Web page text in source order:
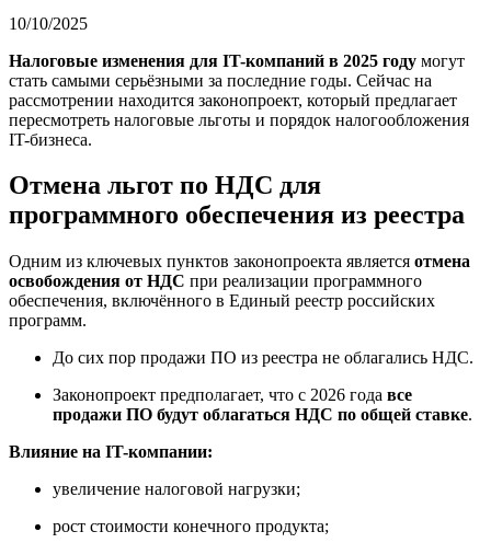
10/10/2025
Налоговые изменения для IT-компаний в 2025 году могут
стать самыми серьёзными за последние годы. Сейчас на
рассмотрении находится законопроект, который предлагает
пересмотреть налоговые льготы и порядок налогообложения
IT-бизнеса.
Отмена льгот по НДС для
программного обеспечения из реестра
Одним из ключевых пунктов законопроекта является отмена
освобождения от НДС при реализации программного
обеспечения, включённого в Единый реестр российских
программ.
До сих пор продажи ПО из реестра не облагались НДС.
Законопроект предполагает, что с 2026 года все
продажи ПО будут облагаться НДС по общей ставке.
Влияние на IT-компании:
увеличение налоговой нагрузки;
рост стоимости конечного продукта;